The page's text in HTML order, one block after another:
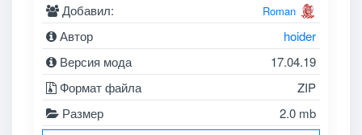
Добавил: Roman
Автор
hoider
Версия мода
17.04.19
Формат файла
ZIP
Размер
2.0 mb